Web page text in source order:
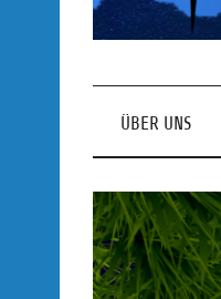
ÜBER UNS